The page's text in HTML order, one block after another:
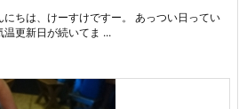
にちは、けーすけですー。 あっつい日ってい
温更新日が続いてま ...